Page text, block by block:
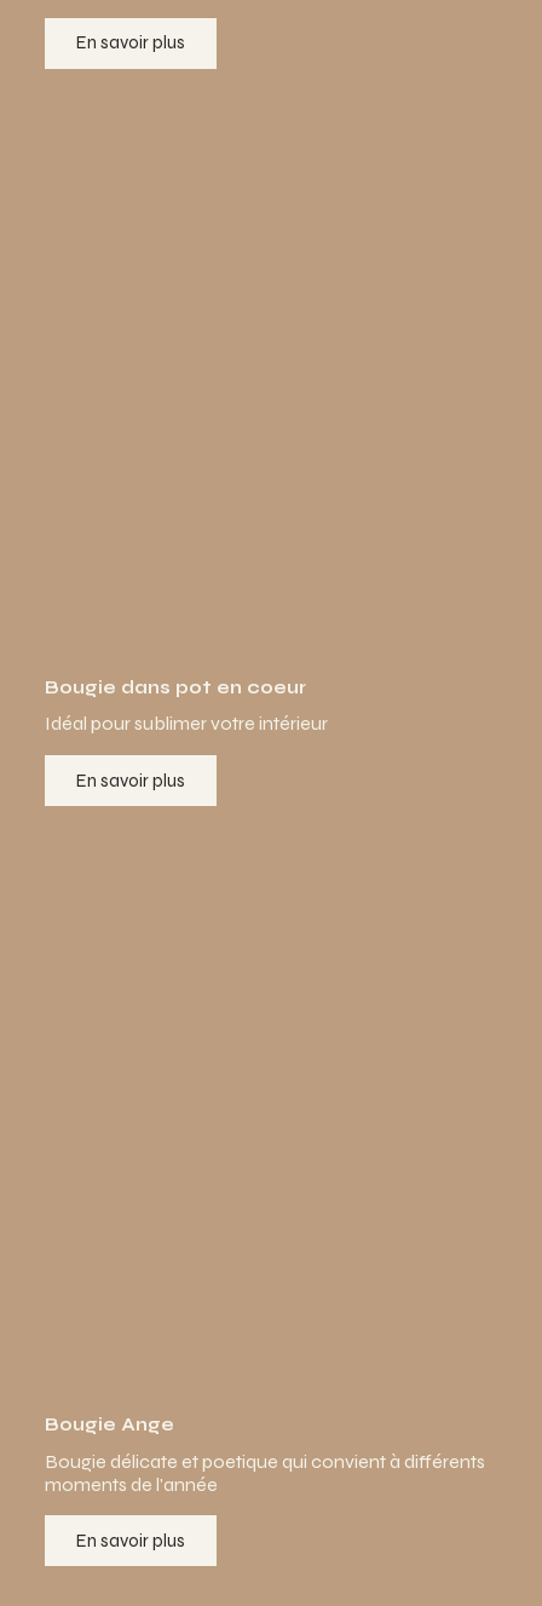
En savoir plus
Bougie dans pot en coeur
Idéal pour sublimer votre intérieur
En savoir plus
Bougie Ange
Bougie délicate et poetique qui convient à différents
moments de l'année
En savoir plus